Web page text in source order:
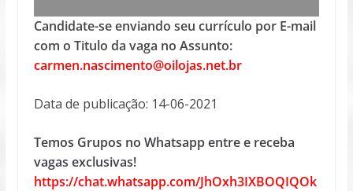
Candidate-se enviando seu currículo por E-mail
com o Titulo da vaga no Assunto:
carmen.nascimento@oilojas.net.br
Data de publicação: 14-06-2021
Temos Grupos no Whatsapp entre e receba
vagas exclusivas!
https://chat.whatsapp.com/JhOxh3IXBOQIQOk